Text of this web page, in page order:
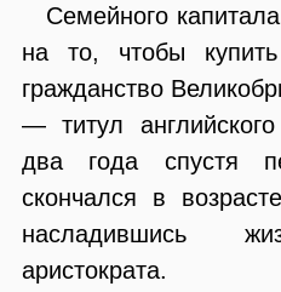
Семейного
на то, чтобы
гражданство
— титул
два года спустя
скончался в
насладившись
аристократа.